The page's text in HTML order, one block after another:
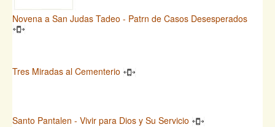
Novena a San Judas Tadeo - Patrn de Casos Desesperados
Tres Miradas al Cementerio
Santo Pantalen - Vivir para Dios y Su Servicio